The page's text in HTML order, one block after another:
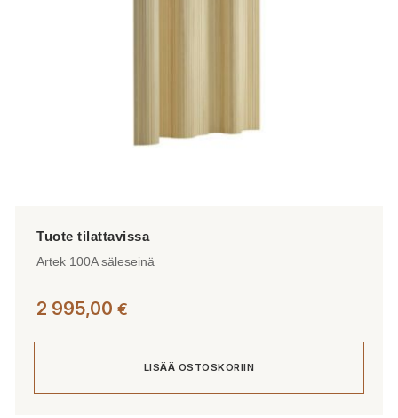
Artek 100A säleseinä
2 995,00 €
LISÄÄ OSTOSKORIIN